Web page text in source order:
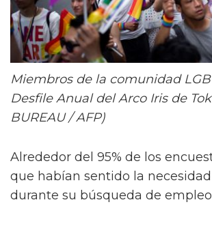
Miembros de la comunidad
Desfile Anual del Arco Iris de
BUREAU / AFP)
Alrededor del 95% de los
que habían sentido la
durante su búsqueda de